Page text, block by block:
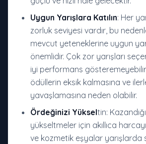
Uygun Yarışlara Katılın: Her
zorluk seviyesi vardır, bu
mevcut yeteneklerine uygun
önemlidir. Çok zor yarışları
iyi performans
ödüllerin eksik kalmasına ve
yavaşlamasına neden olabilir.
Ördeğinizi Yükseltin:
yükseltmeler için akıllıca
ve kozmetik eşyalar yarışlarda